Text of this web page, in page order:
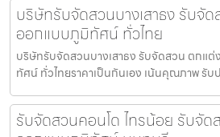
บริษัทรับจัดสวนบางเสาธง รับจั
ออกแบบภูมิทัศน์ ทั่วไทย
บริษัทรับจัดสวนบางเสาธง รับจัดสวน ตกแ
ทัศน์ ทั่วไทยราคาเป็นกันเอง เน้นคุณภาพ รับ
รับจัดสวนคอนโด ไทรน้อย รับจั